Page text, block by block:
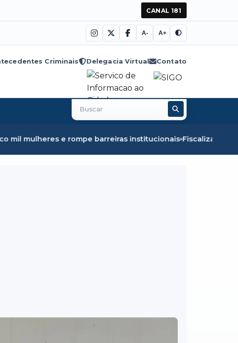
CANAL 181
A- A+
Criminais Delegacia Virtual Contato
Buscar
no
institucionais Fiscalização em Óbidos apreende